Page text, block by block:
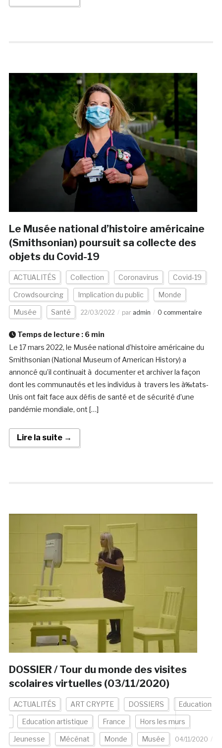
Le Musée national d’histoire américaine
(Smithsonian) poursuit sa collecte des
objets du Covid-19
ACTUALITÉS Collection Coronavirus Covid-19
Crowdsourcing Implication du public Monde
Musée Santé 22/03/2022 par admin 0 commentaire
Temps de lecture : 6 min
Le 17 mars 2022, le Musée national d’histoire américaine du
Smithsonian (National Museum of American History) a
annoncé qu’il continuait à documenter et archiver la façon
dont les communautés et les individus à travers les à‰tats-
Unis ont fait face aux défis de santé et de sécurité d’une
pandémie mondiale, ont […]
Lire la suite →
DOSSIER / Tour du monde des visites
scolaires virtuelles (03/11/2020)
ACTUALITÉS ART CRYPTE DOSSIERS Education
Education artistique France Hors les murs
Jeunesse Mécénat Monde Musée
04/11/2020